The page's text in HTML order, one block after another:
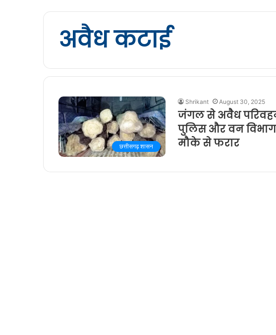
अवैध कटाई
छत्तीसगढ़ शासन
Shrikant August 30, 2025
जंगल से अवैध
पुलिस और वन विभाग
मौके से फरार